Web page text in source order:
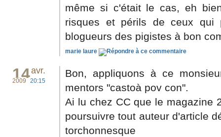
même si c'était le cas, eh
risques et périls de ceux qui
blogueurs des pigistes à bon
marie laure
14avr.
2009 20:15
Bon, appliquons à ce
mentors "castoà pov con".
Ai lu chez CC que le magazine
poursuivre tout auteur d'article
torchonnesque